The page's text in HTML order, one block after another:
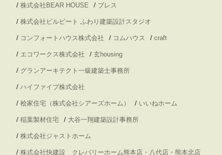
/ 株式会社BEAR HOUSE / ブレス
/ 株式会社ビルビート ふわり建築設計スタジオ
/ コンフォートハウス株式会社 / コムハウス / craft
/ エコワークス株式会社 / 玄housing
/ グランアーキテクト一級建築士事務所
/ ハイファイブ株式会社
/ 桧家住宅（株式会社シアーズホーム） / いいねホーム
/ 稲葉製材住宅 / 大谷一翔建築設計事務所
/ 株式会社ジャストホーム
/ 株式会社快建設 クレバリーホーム熊本店・八代店・熊本北店